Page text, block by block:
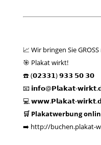
📈 Wir bringen Sie
🎯 Plakat wirkt!
☎️ (𝟬𝟮𝟯𝟯𝟭) 𝟵𝟯𝟯 𝟱𝟬 𝟯𝟬
📧 𝗶𝗻𝗳𝗼@𝗣𝗹𝗮𝗸𝗮𝘁-
💻𝘄𝘄𝘄.𝗣𝗹𝗮𝗸𝗮𝘁-
🛒 Plakatwerbung
➡️ http://buchen.plakat-